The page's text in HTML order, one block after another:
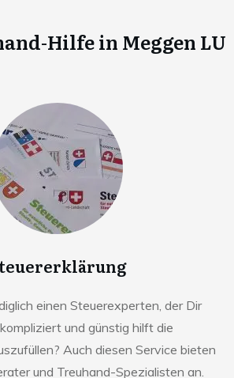
Hilfe in Meggen LU
einen Steuerexperten, der Dir
und günstig hilft die
Auch diesen Service bieten
und Treuhand-Spezialisten an.